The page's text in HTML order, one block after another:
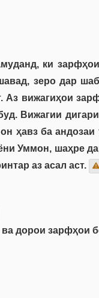
ки
зеро дар
вижагиҳои
Вижагии
ҳавз ба
Уммон, шаҳре
аз асал аст.
дорои зарфҳои